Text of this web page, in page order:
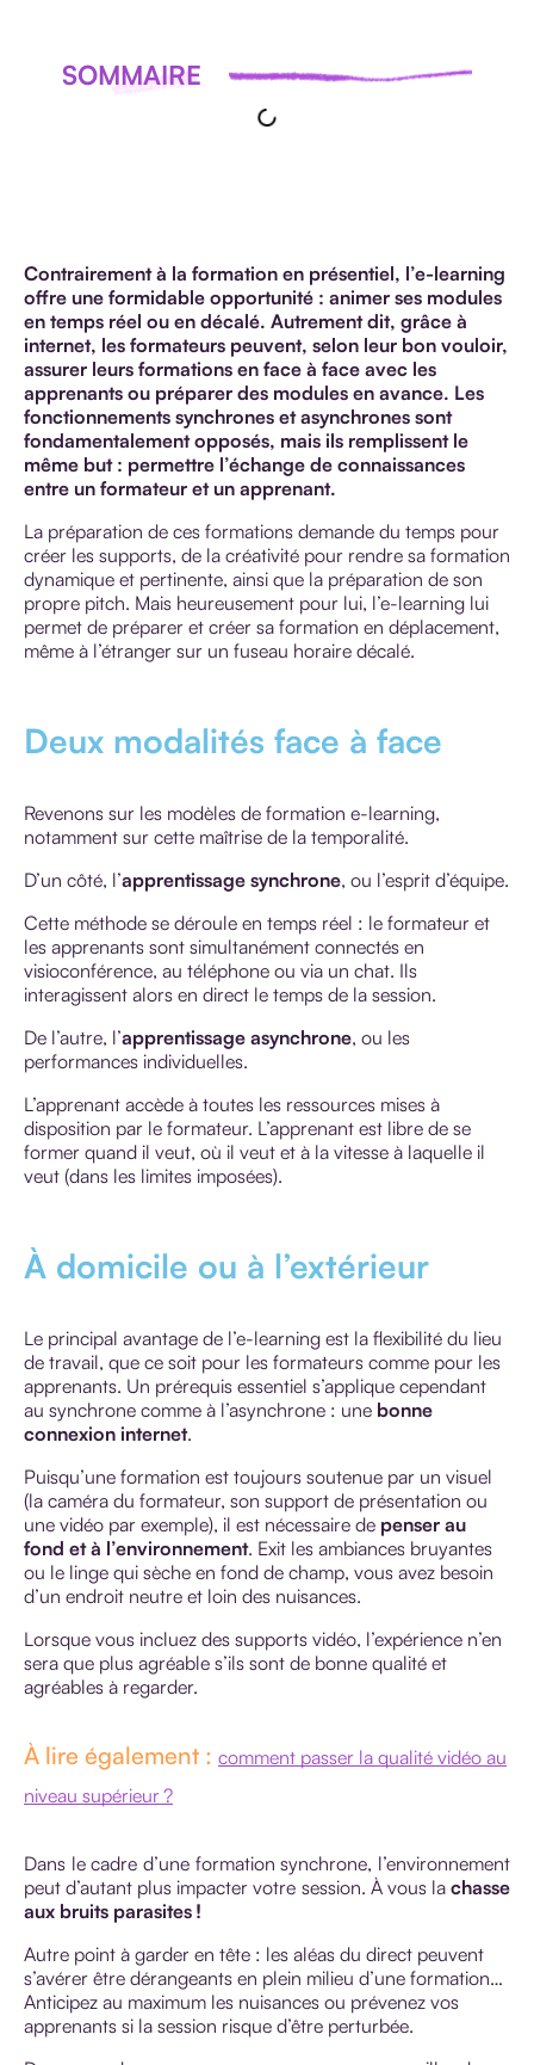
SOMMAIRE
Contrairement à la formation en présentiel, l’e-learning
offre une formidable opportunité : animer ses modules
en temps réel ou en décalé. Autrement dit, grâce à
internet, les formateurs peuvent, selon leur bon vouloir,
assurer leurs formations en face à face avec les
apprenants ou préparer des modules en avance. Les
fonctionnements synchrones et asynchrones sont
fondamentalement opposés, mais ils remplissent le
même but : permettre l’échange de connaissances
entre un formateur et un apprenant.
La préparation de ces formations demande du temps pour
créer les supports, de la créativité pour rendre sa formation
dynamique et pertinente, ainsi que la préparation de son
propre pitch. Mais heureusement pour lui, l’e-learning lui
permet de préparer et créer sa formation en déplacement,
même à l’étranger sur un fuseau horaire décalé.
Deux modalités face à face
Revenons sur les modèles de formation e-learning,
notamment sur cette maîtrise de la temporalité.
D’un côté, l’apprentissage synchrone, ou l’esprit d’équipe.
Cette méthode se déroule en temps réel : le formateur et
les apprenants sont simultanément connectés en
visioconférence, au téléphone ou via un chat. Ils
interagissent alors en direct le temps de la session.
De l’autre, l’apprentissage asynchrone, ou les
performances individuelles.
L’apprenant accède à toutes les ressources mises à
disposition par le formateur. L’apprenant est libre de se
former quand il veut, où il veut et à la vitesse à laquelle il
veut (dans les limites imposées).
À domicile ou à l’extérieur
Le principal avantage de l’e-learning est la flexibilité du lieu
de travail, que ce soit pour les formateurs comme pour les
apprenants. Un prérequis essentiel s’applique cependant
au synchrone comme à l’asynchrone : une bonne
connexion internet.
Puisqu’une formation est toujours soutenue par un visuel
(la caméra du formateur, son support de présentation ou
une vidéo par exemple), il est nécessaire de penser au
fond et à l’environnement. Exit les ambiances bruyantes
ou le linge qui sèche en fond de champ, vous avez besoin
d’un endroit neutre et loin des nuisances.
Lorsque vous incluez des supports vidéo, l’expérience n’en
sera que plus agréable s’ils sont de bonne qualité et
agréables à regarder.
À lire également : comment passer la qualité vidéo au
niveau supérieur ?
Dans le cadre d’une formation synchrone, l’environnement
peut d’autant plus impacter votre session. À vous la chasse
aux bruits parasites !
Autre point à garder en tête : les aléas du direct peuvent
s’avérer être dérangeants en plein milieu d’une formation…
Anticipez au maximum les nuisances ou prévenez vos
apprenants si la session risque d’être perturbée.